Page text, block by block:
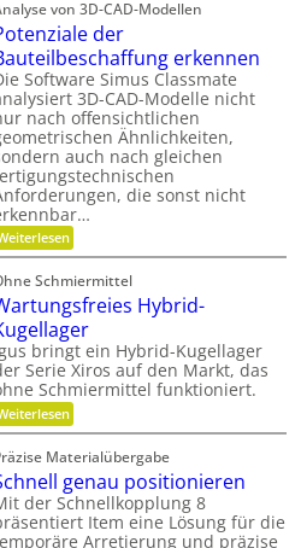
a
u
l
i
k
i
m
V
e
r
g
i
c
h
c
h
n
i
k
f
a
b
f
ä
l
l
e
v
e
r
m
e
i
d
e
n
r
m
h
r
F
l
e
x
i
b
i
l
i
t
t
von 3D-CAD-Modellen
der
erkennen
Software Simus Classmate
3D-CAD-Modelle nicht
nach offensichtlichen
Ähnlichkeiten,
auch nach gleichen
die sonst nicht
:
P
t
e
n
z
i
a
l
e
d
e
r
a
u
t
e
Schmiermittel
Hybrid-
bringt ein Hybrid-Kugellager
Serie Xiros auf den Markt, das
Schmiermittel funktioniert.
:
W
r
t
u
n
g
Materialübergabe
genau positionieren
der Schnellkopplung 8
Item eine Lösung für die
Arretierung und präzise